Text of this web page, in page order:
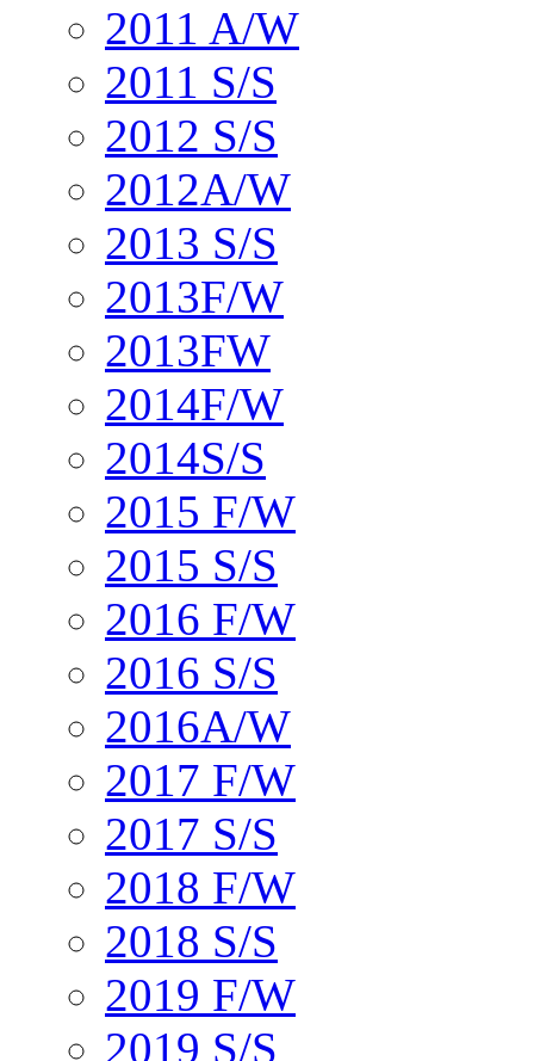
2011 A/W
2011 S/S
2012 S/S
2012A/W
2013 S/S
2013F/W
2013FW
2014F/W
2014S/S
2015 F/W
2015 S/S
2016 F/W
2016 S/S
2016A/W
2017 F/W
2017 S/S
2018 F/W
2018 S/S
2019 F/W
2019 S/S